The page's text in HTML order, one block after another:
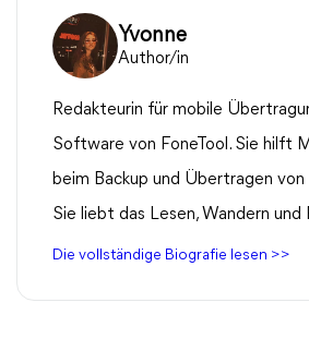
Yvonne
Author/in
Redakteurin für mobile
Software von FoneTool. Sie hilft
beim Backup und Übertragen von
Sie liebt das Lesen, Wandern und
Die vollständige Biografie lesen >>